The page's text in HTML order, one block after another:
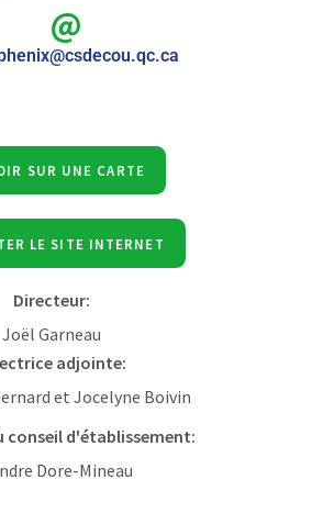
SUR UNE CARTE
LE SITE INTERNET
Directeur:
Joël Garneau
adjointe:
et Jocelyne Boivin
conseil d'établissement:
Dore-Mineau